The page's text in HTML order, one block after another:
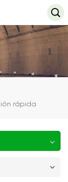
rápida